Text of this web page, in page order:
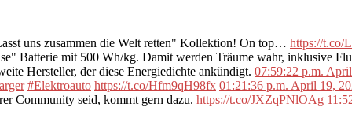
uns zusammen die Welt retten" Kollektion! On top… https://t.co/
Batterie mit 500 Wh/kg. Damit werden Träume wahr, inklusive
Hersteller, der diese Energiedichte ankündigt. 07:59:22 p.m.
#Elektroauto https://t.co/Hfm9qH98fx 01:21:36 p.m. April 19,
Community seid, kommt gern dazu. https://t.co/JXZqPNlOAg